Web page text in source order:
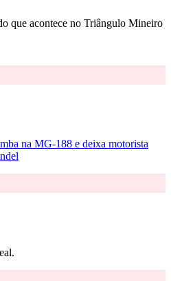
que acontece no Triângulo Mineiro
na MG-188 e deixa motorista